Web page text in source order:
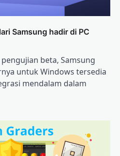
Samsung hadir di PC
beta, Samsung
untuk Windows tersedia
mendalam dalam